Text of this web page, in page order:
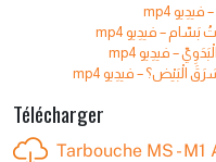
Télécharger
Tarbouche MS -